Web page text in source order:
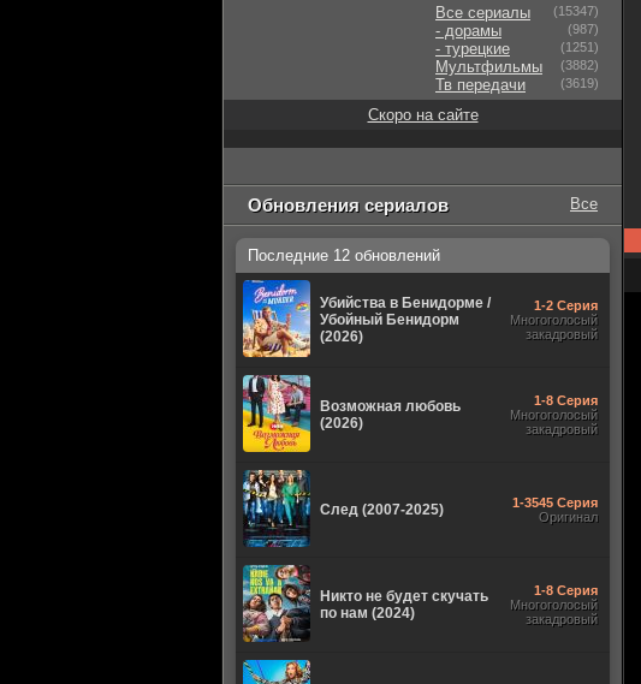
Все сериалы (15347)
- дорамы (987)
- турецкие (1251)
Мультфильмы (3882)
Тв передачи (3619)
Скоро на сайте
Обновления сериалов Все
Последние 12 обновлений
Убийства в Бенидорме /
Убойный Бенидорм
(2026)
1-2 Серия
Многоголосый
закадровый
Возможная любовь
(2026)
1-8 Серия
Многоголосый
закадровый
След (2007-2025)
1-3545 Серия
Оригинал
Никто не будет скучать
по нам (2024)
1-8 Серия
Многоголосый
закадровый